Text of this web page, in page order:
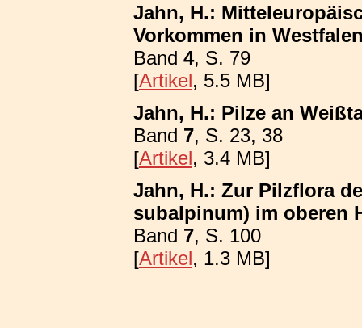
Jahn, H.:
Vorkommen in
Band 4, S. 79
[Artikel, 5.5 MB]
Jahn, H.: Pilze an
Band 7, S. 23, 38
[Artikel, 3.4 MB]
Jahn, H.: Zur Pilzflora
subalpinum) im oberen
Band 7, S. 100
[Artikel, 1.3 MB]